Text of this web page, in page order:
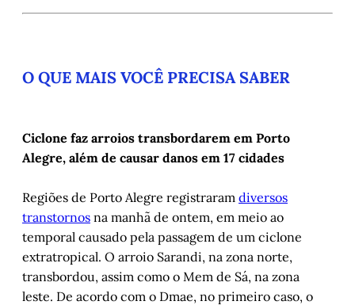
O QUE MAIS VOCÊ PRECISA SABER
Ciclone faz arroios transbordarem em Porto
Alegre, além de causar danos em 17 cidades
Regiões de Porto Alegre registraram diversos
transtornos na manhã de ontem, em meio ao
temporal causado pela passagem de um ciclone
extratropical. O arroio Sarandi, na zona norte,
transbordou, assim como o Mem de Sá, na zona
leste. De acordo com o Dmae, no primeiro caso, o